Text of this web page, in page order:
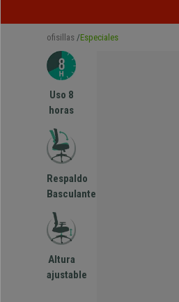
ofisillas Especiales
Uso 8
horas
Respaldo
Basculante
Altura
ajustable